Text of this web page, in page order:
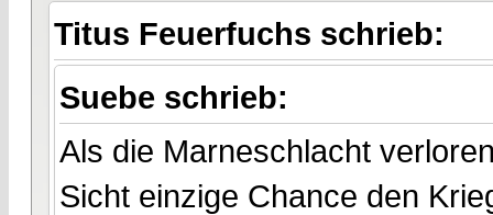
Titus Feuerfuchs schrieb:
Suebe schrieb:
Als die Marneschlacht
Sicht einzige Chance den